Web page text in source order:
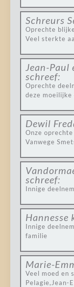
Schreurs
Oprechte
Veel sterkte
Jean-Paul
schreef:
Oprechte
deze moeilijke
Dewil
Onze
Vanwege
schreef:
Innige
Hannesse
Innige
familie
Marie-
Veel moed en
Pelagie,Jean-